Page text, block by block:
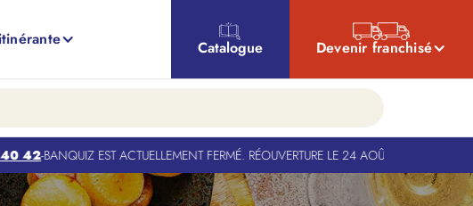
Catalogue Devenir franchisé
EST ACTUELLEMENT FERMÉ. RÉOUVERTURE LE 24 AOÛT -BANQUIZ EST